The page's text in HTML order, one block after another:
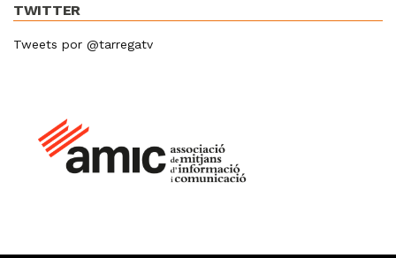
TWITTER
Tweets por @tarregatv